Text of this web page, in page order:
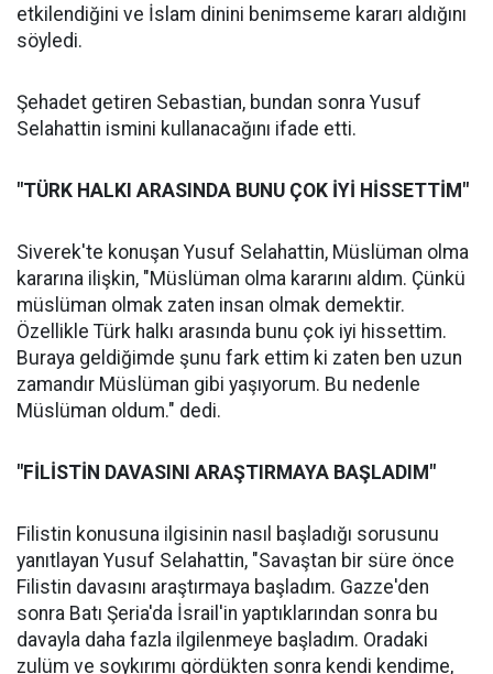
etkilendiğini ve İslam dinini benimseme kararı aldığını
söyledi.
Şehadet getiren Sebastian, bundan sonra Yusuf
Selahattin ismini kullanacağını ifade etti.
"TÜRK HALKI ARASINDA BUNU ÇOK İYİ HİSSETTİM"
Siverek'te konuşan Yusuf Selahattin, Müslüman olma
kararına ilişkin, "Müslüman olma kararını aldım. Çünkü
müslüman olmak zaten insan olmak demektir.
Özellikle Türk halkı arasında bunu çok iyi hissettim.
Buraya geldiğimde şunu fark ettim ki zaten ben uzun
zamandır Müslüman gibi yaşıyorum. Bu nedenle
Müslüman oldum." dedi.
"FİLİSTİN DAVASINI ARAŞTIRMAYA BAŞLADIM"
Filistin konusuna ilgisinin nasıl başladığı sorusunu
yanıtlayan Yusuf Selahattin, "Savaştan bir süre önce
Filistin davasını araştırmaya başladım. Gazze'den
sonra Batı Şeria'da İsrail'in yaptıklarından sonra bu
davayla daha fazla ilgilenmeye başladım. Oradaki
zulüm ve soykırımı gördükten sonra kendi kendime,